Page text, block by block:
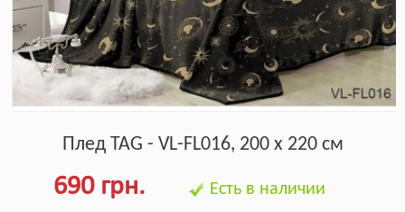
Плед TAG - VL-FL016, 200 х 220 см
690 грн. Есть в наличии